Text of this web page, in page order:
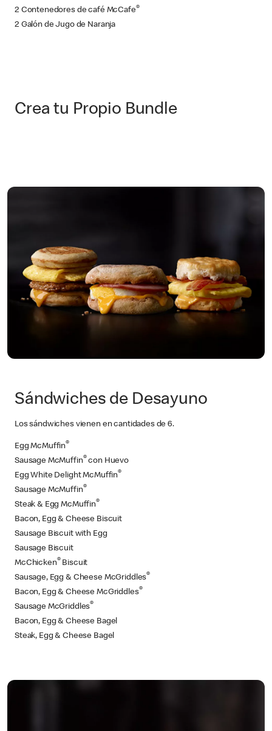
2 Contenedores de café McCafe®
2 Galón de Jugo de Naranja
Crea tu Propio Bundle
Sándwiches de Desayuno
Los sándwiches vienen en cantidades de 6.
Egg McMuffin®
Sausage McMuffin® con Huevo
Egg White Delight McMuffin®
Sausage McMuffin®
Steak & Egg McMuffin®
Bacon, Egg & Cheese Biscuit
Sausage Biscuit with Egg
Sausage Biscuit
McChicken® Biscuit
Sausage, Egg & Cheese McGriddles®
Bacon, Egg & Cheese McGriddles®
Sausage McGriddles®
Bacon, Egg & Cheese Bagel
Steak, Egg & Cheese Bagel